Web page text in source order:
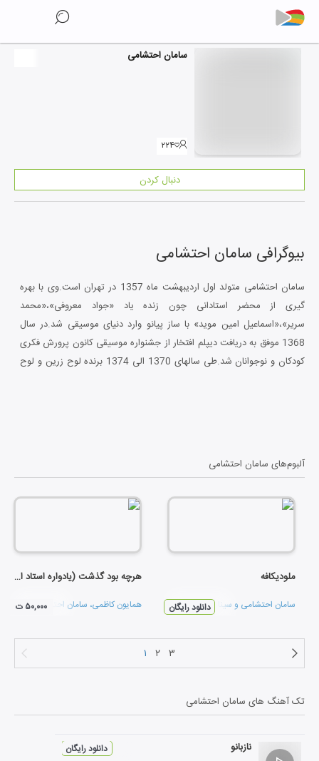
سامان احتشامی
۲۲۴
دنبال کردن
بیوگرافی سامان احتشامی
سامان احتشامی متولد اول اردیبهشت ماه 1357 در تهران است.وی با بهره
گیری از محضر استادانی چون زنده یاد «جواد معروفی»،«محمد
سریر»،«اسماعیل امین موید» با ساز پیانو وارد دنیای موسیقی شد.در سال
1368 موفق به دریافت دیپلم افتخار از جشنواره موسیقی کانون پرورش فکری
کودکان و نوجوانان شد.طی سالهای 1370 الی 1374 برنده لوح زرین و لوح
آلبوم‌های سامان احتشامی
ملودیکافه
سامان احتشامی و سینا سلیم زاده
دانلود رایگان
هرچه بود گذشت (یادواره استاد اسدالله ملک)
همایون کاظمی، سامان احتشامیو بابک ۵۰,۰۰۰ ت
۱ ۲ ۳
تک آهنگ های سامان احتشامی
نازبانو دانلود رایگان